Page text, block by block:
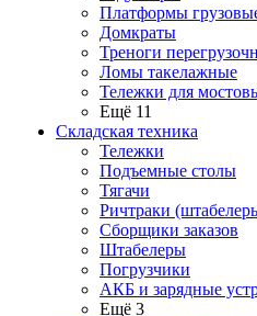
Платформы
Домкраты
Треноги
Ломы такелажные
Тележки для
Ещё 11
Складская техника
Тележки
Подъемные столы
Тягачи
Ричтраки
Сборщики заказов
Штабелеры
Погрузчики
АКБ и зарядные
Ещё 3